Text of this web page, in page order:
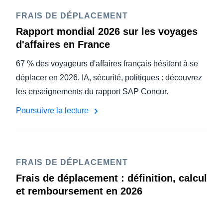
FRAIS DE DÉPLACEMENT
Rapport mondial 2026 sur les voyages
d'affaires en France
67 % des voyageurs d'affaires français hésitent à se
déplacer en 2026. IA, sécurité, politiques : découvrez
les enseignements du rapport SAP Concur.
Poursuivre la lecture
FRAIS DE DÉPLACEMENT
Frais de déplacement : définition, calcul
et remboursement en 2026